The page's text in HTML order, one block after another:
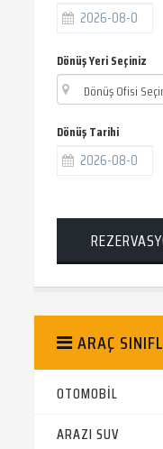
Dönüş Yeri Seçiniz
Dönüş Tarihi
ARAÇ
OTOMOBİL
ARAZI SUV